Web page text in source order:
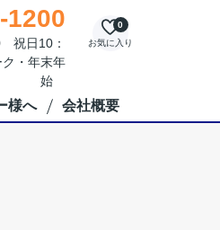
1200
祝日10：
・年末年
始
お気に入り
0
様へ 会社概要